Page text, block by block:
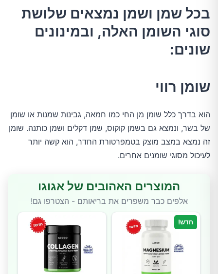
בכל שמן ושמן נמצאים שלושת
סוגי השומן האלה, ובמינונים
שונים:
שומן רווי
הוא בדרך כלל שומן מן החי כמו חמאה, גבינות שמנות או שומן
של בשר, ונמצא גם בשמן קוקוס, שמן דקלים ושמן כותנה. שומן
זה נמצא במצב מוצק בטמפרטורת החדר, הוא קשה יותר
לעיכול מסוגי שומנים אחרים.
המוצרים האהובים של אגוגו
אלפים כבר משפרים את בריאותם - הצטרפו גם!
חדש!